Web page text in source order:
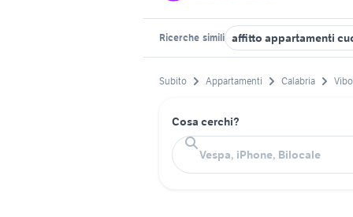
Ricerche simili affitto appartamenti
Subito Appartamenti Calabria
Cosa cerchi?